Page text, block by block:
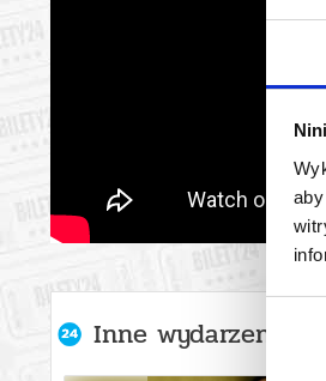
zgody
Inne wydarzenia